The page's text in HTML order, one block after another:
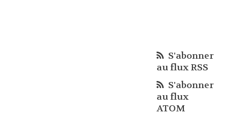
S'abonner
au flux RSS
S'abonner
au flux
ATOM